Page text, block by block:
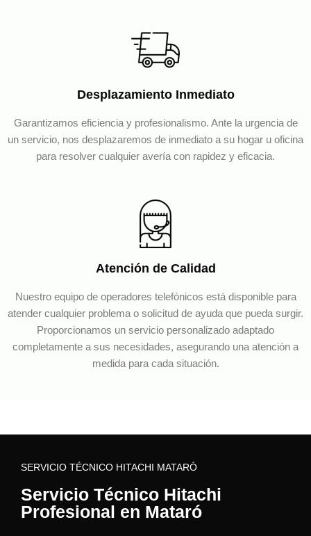
Desplazamiento Inmediato
Garantizamos eficiencia y profesionalismo. Ante la urgencia de
un servicio, nos desplazaremos de inmediato a su hogar u oficina
para resolver cualquier avería con rapidez y eficacia.
Atención de Calidad
Nuestro equipo de operadores telefónicos está disponible para
atender cualquier problema o solicitud de ayuda que pueda surgir.
Proporcionamos un servicio personalizado adaptado
completamente a sus necesidades, asegurando una atención a
medida para cada situación.
SERVICIO TÉCNICO HITACHI MATARÓ
Servicio Técnico Hitachi
Profesional en Mataró